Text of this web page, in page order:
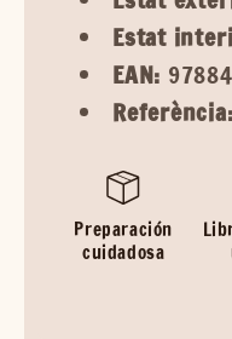
Estat
EAN:
Referència:
Preparación
cuidadosa